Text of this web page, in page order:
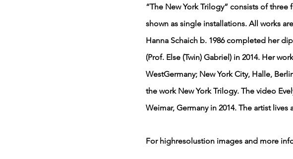
“The New York Trilogy” consists of
shown as single installations. All works
Hanna Schaich b. 1986 completed her
(Prof. Else (Twin) Gabriel) in 2014. Her
WestGermany; New York City, Halle,
the work New York Trilogy. The video
Weimar, Germany in 2014. The artist lives
For highresolustion images and more